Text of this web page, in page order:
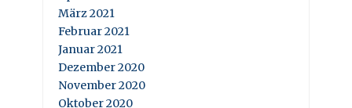
März 2021
Februar 2021
Januar 2021
Dezember 2020
November 2020
Oktober 2020